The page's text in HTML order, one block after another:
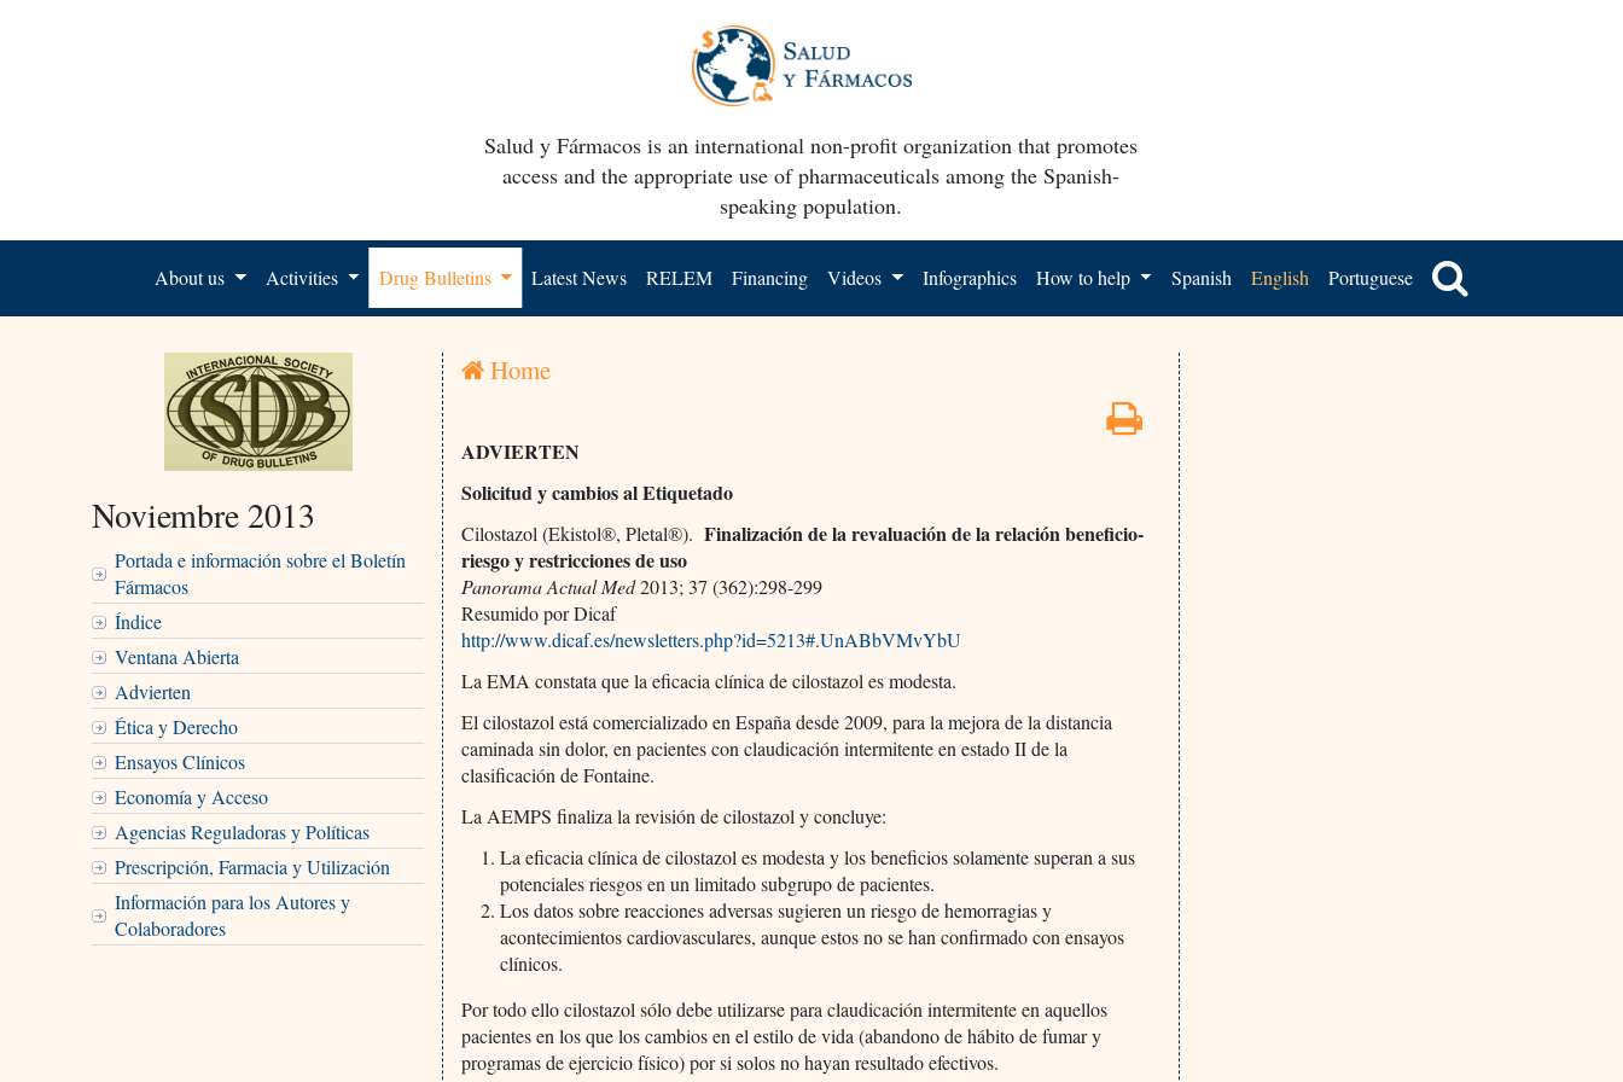
Salud y Fármacos is an international non-profit organization that promotes
access and the appropriate use of pharmaceuticals among the Spanish-
speaking population.
About us Activities Drug Bulletins Latest News RELEM Financing Videos Infographics How to help Spanish English Portuguese
Noviembre 2013
Portada e información sobre el Boletín
Fármacos
Índice
Ventana Abierta
Advierten
Ética y Derecho
Ensayos Clínicos
Economía y Acceso
Agencias Reguladoras y Políticas
Prescripción, Farmacia y Utilización
Información para los Autores y
Colaboradores
Home
ADVIERTEN
Solicitud y cambios al Etiquetado
Cilostazol (Ekistol®, Pletal®).Finalización de la revaluación de la relación beneficio-
riesgo y restricciones de uso
Panorama Actual Med2013; 37 (362):298-299
Resumido por Dicaf
http://www.dicaf.es/newsletters.php?id=5213#.UnABbVMvYbU
La EMA constata que la eficacia clínica de cilostazol es modesta.
El cilostazol está comercializado en España desde 2009, para la mejora de la distancia
caminada sin dolor, en pacientes con claudicación intermitente en estado II de la
clasificación de Fontaine.
La AEMPS finaliza la revisión de cilostazol y concluye:
La eficacia clínica de cilostazol es modesta y los beneficios solamente superan a sus
potenciales riesgos en un limitado subgrupo de pacientes.
Los datos sobre reacciones adversas sugieren un riesgo de hemorragias y
acontecimientos cardiovasculares, aunque estos no se han confirmado con ensayos
clínicos.
Por todo ello cilostazol sólo debe utilizarse para claudicación intermitente en aquellos
pacientes en los que los cambios en el estilo de vida (abandono de hábito de fumar y
programas de ejercicio físico) por si solos no hayan resultado efectivos.